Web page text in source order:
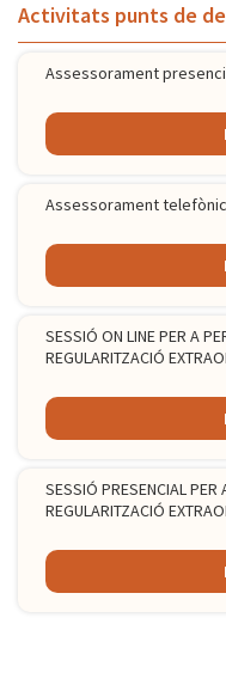
Activitats punts de
Assessorament
Assessorament
SESSIÓ ON LINE PER A
REGULARITZACIÓ
SESSIÓ PRESENCIAL PER
REGULARITZACIÓ